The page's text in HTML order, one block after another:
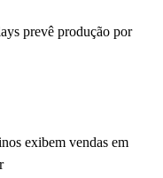
prevê produção por
exibem vendas em